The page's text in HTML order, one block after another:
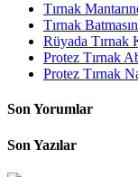
Tırnak
Tırnak
Rüyada Tırnak
Protez Tırnak
Protez Tırnak
Son Yorumlar
Son Yazılar